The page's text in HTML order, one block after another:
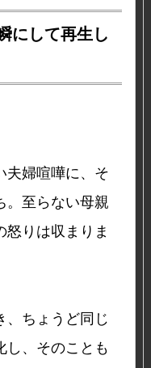
にして再生し
夫婦喧嘩に、そ
。至らない母親
りは収まりま
、ちょうど同じ
し、そのことも